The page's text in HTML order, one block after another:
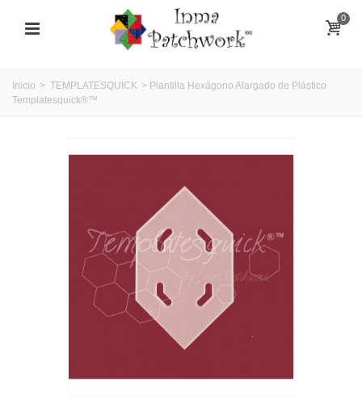
0
Inicio > TEMPLATESQUICK > Plantilla Hexágono Alargado de Plástico
Templatesquick®™